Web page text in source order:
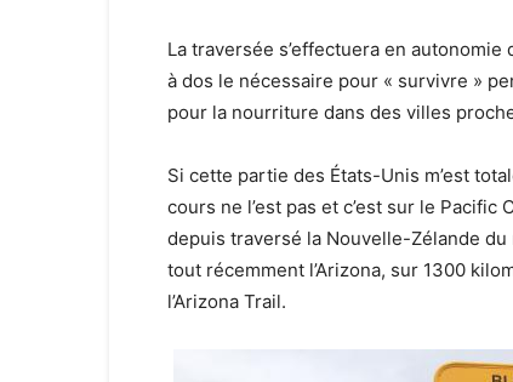
La traversée s’effectuera en
à dos le nécessaire pour « survivre »
pour la nourriture dans des villes
Si cette partie des États-Unis m’est
cours ne l’est pas et c’est sur le Pacific
depuis traversé la Nouvelle-Zélande
tout récemment l’Arizona, sur 1300
l’Arizona Trail.